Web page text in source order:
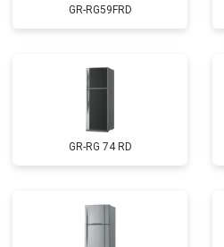
GR-RG59FRD
GR-RG 74 RD